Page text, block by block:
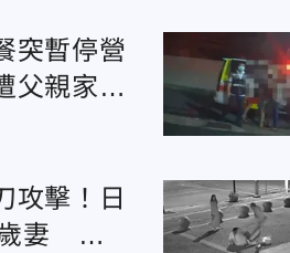
突暫停營
父親家
攻擊！日
妻 警